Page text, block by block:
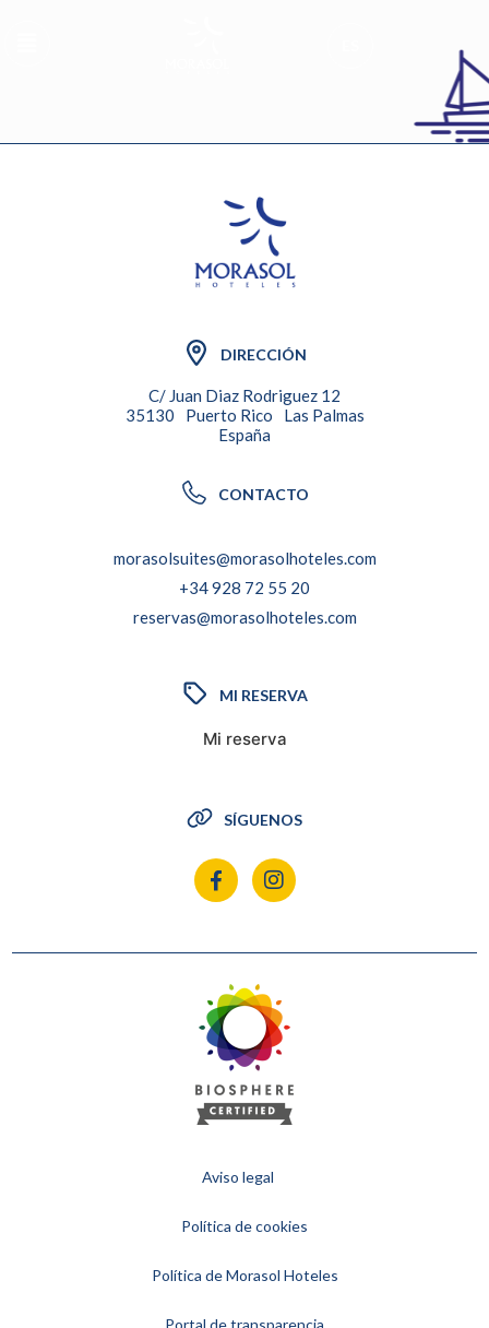
DIRECCIÓN
C/ Juan Diaz Rodriguez 12
35130
Puerto Rico
Las Palmas
España
CONTACTO
morasolsuites@morasolhoteles.com
+34 928 72 55 20
reservas@morasolhoteles.com
MI RESERVA
Mi reserva
SÍGUENOS
Aviso legal
Política de cookies
Política de Morasol Hoteles
Portal de transparencia